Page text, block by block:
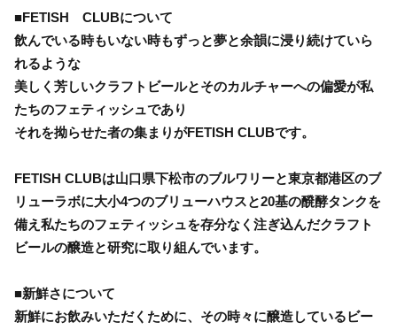
■FETISH CLUBについて
飲んでいる時もいない時もずっと夢と余韻に浸り続けていら
れるような
美しく芳しいクラフトビールとそのカルチャーへの偏愛が私
たちのフェティッシュであり
それを拗らせた者の集まりがFETISH CLUBです。
FETISH CLUBは山口県下松市のブルワリーと東京都港区のブ
リューラボに大小4つのブリューハウスと20基の醗酵タンクを
備え私たちのフェティッシュを存分なく注ぎ込んだクラフト
ビールの醸造と研究に取り組んでいます。
■新鮮さについて
新鮮にお飲みいただくために、その時々に醸造しているビー